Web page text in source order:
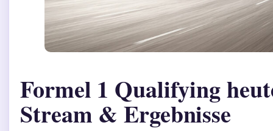
Formel 1 Qualifying
Stream & Ergebnisse